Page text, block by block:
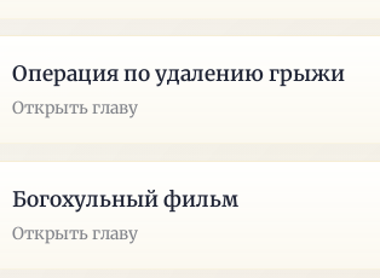
Операция по удалению грыжи
Открыть главу
Богохульный фильм
Открыть главу